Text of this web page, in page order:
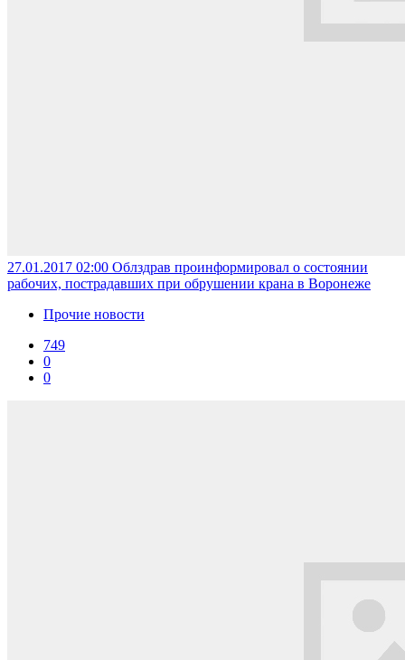
27.01.2017 02:00 Облздрав проинформировал о состоянии
рабочих, пострадавших при обрушении крана в Воронеже
Прочие новости
749
0
0